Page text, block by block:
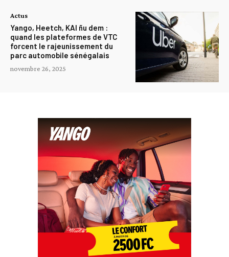
Actus
Yango, Heetch, KAI ñu dem :
quand les plateformes de VTC
forcent le rajeunissement du
parc automobile sénégalais
novembre 26, 2025